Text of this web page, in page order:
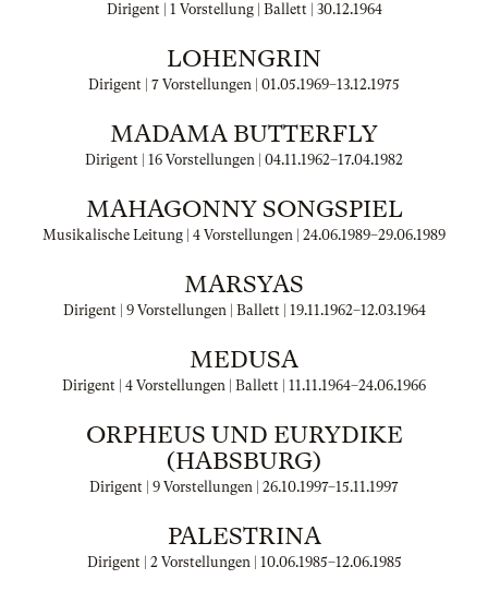
Dirigent | 1 Vorstellung | Ballett | 30.12.1964
LOHENGRIN
Dirigent | 7 Vorstellungen | 01.05.1969–13.12.1975
MADAMA BUTTERFLY
Dirigent | 16 Vorstellungen | 04.11.1962–17.04.1982
MAHAGONNY SONGSPIEL
Musikalische Leitung | 4 Vorstellungen | 24.06.1989–29.06.1989
MARSYAS
Dirigent | 9 Vorstellungen | Ballett | 19.11.1962–12.03.1964
MEDUSA
Dirigent | 4 Vorstellungen | Ballett | 11.11.1964–24.06.1966
ORPHEUS UND EURYDIKE
(HABSBURG)
Dirigent | 9 Vorstellungen | 26.10.1997–15.11.1997
PALESTRINA
Dirigent | 2 Vorstellungen | 10.06.1985–12.06.1985